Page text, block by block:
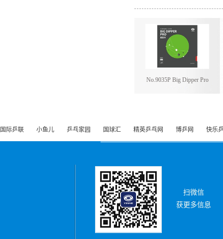
No.9035P Big Dipper Pro
国际乒联 小鱼儿 乒乓家园 国球汇 精英乒乓网 博乒网 快乐
扫微信
获更多信息